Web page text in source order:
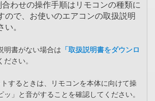
わせの操作手順はリモコンの種類に
ので、お使いのエアコンの取扱説明
い。
書がない場合は 「取扱説明書をダウンロ
ださい。
するときは、リモコンを本体に向けて操
ッ」と音がすることを確認してください。